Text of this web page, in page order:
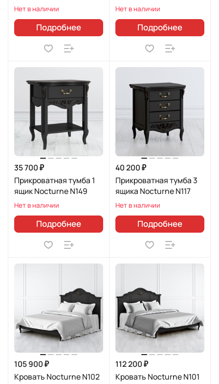
Нет в наличии
Подробнее
Нет в наличии
Подробнее
35 700 ₽
Прикроватная тумба 1
ящик Nocturne N149
Нет в наличии
Подробнее
40 200 ₽
Прикроватная тумба 3
ящика Nocturne N117
Нет в наличии
Подробнее
105 900 ₽
Кровать Nocturne N102
112 200 ₽
Кровать Nocturne N101